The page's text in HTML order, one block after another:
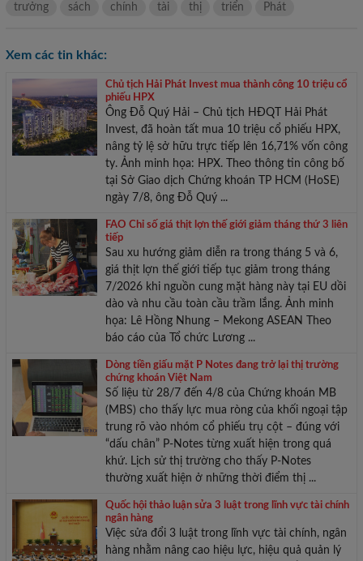
trưởng sách chính tài thị triển Phát
Xem các tin khác:
Chủ tịch Hải Phát Invest mua thành công 10 triệu cổ
phiếu HPX
Ông Đỗ Quý Hải – Chủ tịch HĐQT Hải Phát
Invest, đã hoàn tất mua 10 triệu cổ phiếu HPX,
nâng tỷ lệ sở hữu trực tiếp lên 16,71% vốn công
ty. Ảnh minh họa: HPX. Theo thông tin công bố
tại Sở Giao dịch Chứng khoán TP HCM (HoSE)
ngày 7/8, ông Đỗ Quý ...
FAO Chỉ số giá thịt lợn thế giới giảm tháng thứ 3 liên
tiếp
Sau xu hướng giảm diễn ra trong tháng 5 và 6,
giá thịt lợn thế giới tiếp tục giảm trong tháng
7/2026 khi nguồn cung mặt hàng này tại EU dồi
dào và nhu cầu toàn cầu trầm lắng. Ảnh minh
họa: Lê Hồng Nhung – Mekong ASEAN Theo
báo cáo của Tổ chức Lương ...
Dòng tiền giấu mặt P Notes đang trở lại thị trường
chứng khoán Việt Nam
Số liệu từ 28/7 đến 4/8 của Chứng khoán MB
(MBS) cho thấy lực mua ròng của khối ngoại tập
trung rõ vào nhóm cổ phiếu trụ cột – đúng với
“dấu chân” P-Notes từng xuất hiện trong quá
khứ. Lịch sử thị trường cho thấy P-Notes
thường xuất hiện ở những thời điểm thị ...
Quốc hội thảo luận sửa 3 luật trong lĩnh vực tài chính
ngân hàng
Việc sửa đổi 3 luật trong lĩnh vực tài chính, ngân
hàng nhằm nâng cao hiệu lực, hiệu quả quản lý